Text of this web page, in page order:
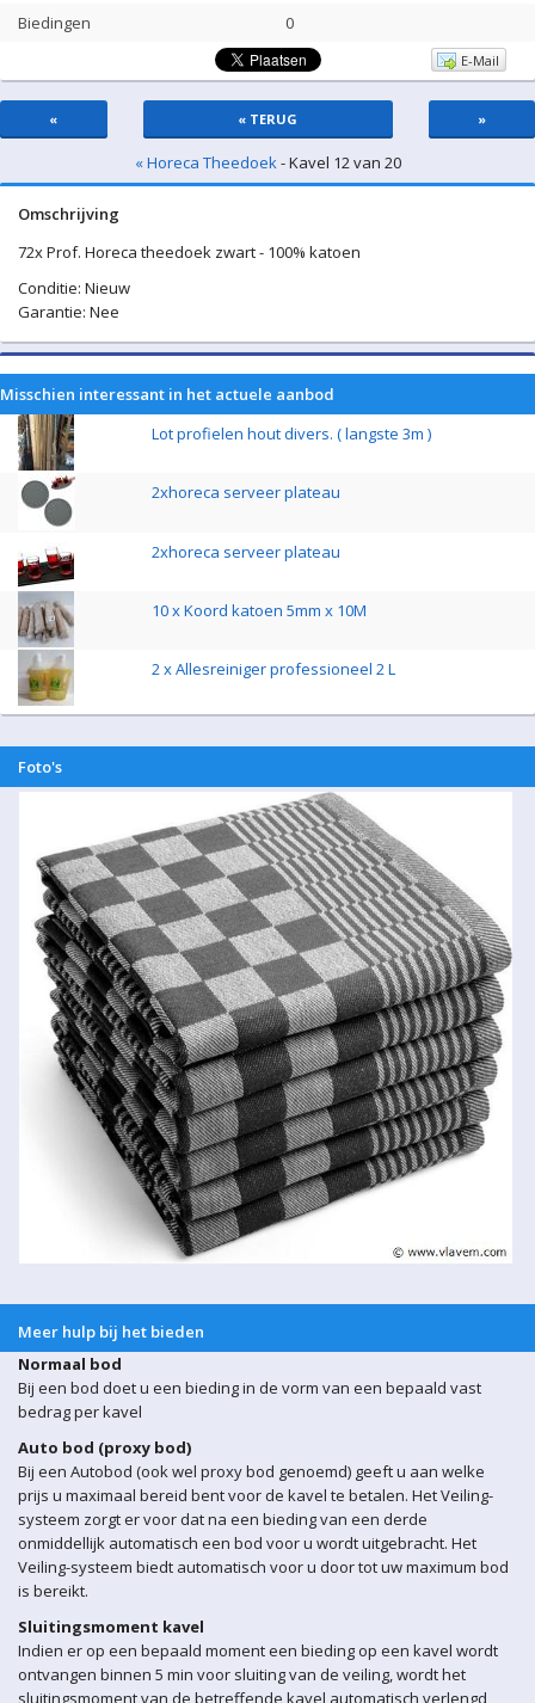
Biedingen
0
E-Mail
« « TERUG »
« Horeca Theedoek- Kavel 12 van 20
Omschrijving
72x Prof. Horeca theedoek zwart - 100% katoen
Conditie: Nieuw
Garantie: Nee
Misschien interessant in het actuele aanbod
Lot profielen hout divers. ( langste 3m )
2xhoreca serveer plateau
2xhoreca serveer plateau
10 x Koord katoen 5mm x 10M
2 x Allesreiniger professioneel 2 L
Foto's
Meer hulp bij het bieden
Normaal bod
Bij een bod doet u een bieding in de vorm van een bepaald vast
bedrag per kavel
Auto bod (proxy bod)
Bij een Autobod (ook wel proxy bod genoemd) geeft u aan welke
prijs u maximaal bereid bent voor de kavel te betalen. Het Veiling-
systeem zorgt er voor dat na een bieding van een derde
onmiddellijk automatisch een bod voor u wordt uitgebracht. Het
Veiling-systeem biedt automatisch voor u door tot uw maximum bod
is bereikt.
Sluitingsmoment kavel
Indien er op een bepaald moment een bieding op een kavel wordt
ontvangen binnen 5 min voor sluiting van de veiling, wordt het
sluitingsmoment van de betreffende kavel automatisch verlengd